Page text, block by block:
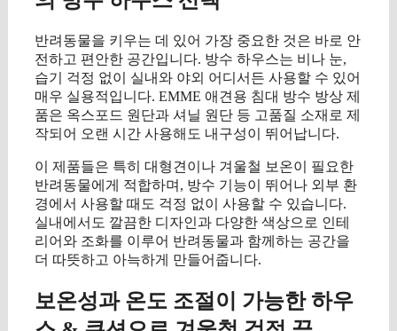
반려동물을 키우는 데 있어 가장 중요한 것은 바로 안
전하고 편안한 공간입니다. 방수 하우스는 비나 눈,
습기 걱정 없이 실내와 야외 어디서든 사용할 수 있어
매우 실용적입니다. EMME 애견용 침대 방수 방상 제
품은 옥스포드 원단과 셔닐 원단 등 고품질 소재로 제
작되어 오랜 시간 사용해도 내구성이 뛰어납니다.
이 제품들은 특히 대형견이나 겨울철 보온이 필요한
반려동물에게 적합하며, 방수 기능이 뛰어나 외부 환
경에서 사용할 때도 걱정 없이 사용할 수 있습니다.
실내에서도 깔끔한 디자인과 다양한 색상으로 인테
리어와 조화를 이루어 반려동물과 함께하는 공간을
더 따뜻하고 아늑하게 만들어줍니다.
보온성과 온도 조절이 가능한 하우